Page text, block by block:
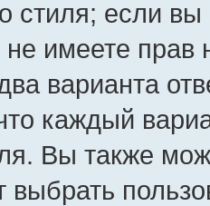
стиля; если
имеете прав
варианта
каждый
Вы также
выбрать